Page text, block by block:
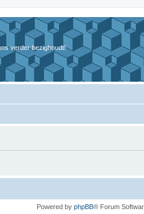
verder bezighoudt!
Powered by phpBB® Forum